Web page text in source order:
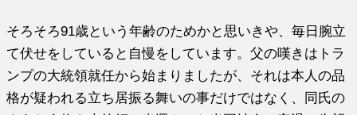
そろそろ91歳という年齢のためかと思いきや、毎日腕立
て伏せを していると自慢をしています。父の嘆きはトラ
ンプの大統領就任から始まりましたが、それは本人の品
格が疑われる立ち居振る舞いの事だけではなく、同氏の